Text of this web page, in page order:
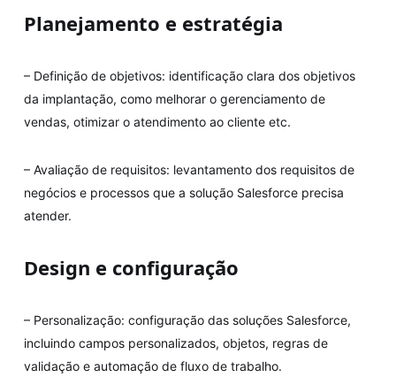
Planejamento e estratégia
– Definição de objetivos: identificação clara dos objetivos
da implantação, como melhorar o gerenciamento de
vendas, otimizar o atendimento ao cliente etc.
– Avaliação de requisitos: levantamento dos requisitos de
negócios e processos que a solução Salesforce precisa
atender.
Design e configuração
– Personalização: configuração das soluções Salesforce,
incluindo campos personalizados, objetos, regras de
validação e automação de fluxo de trabalho.